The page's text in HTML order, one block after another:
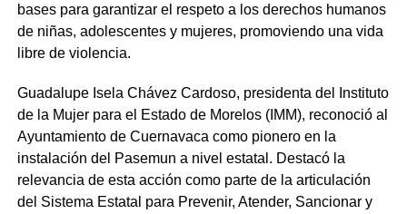
bases para garantizar el respeto a los derechos humanos
de niñas, adolescentes y mujeres, promoviendo una vida
libre de violencia.
Guadalupe Isela Chávez Cardoso, presidenta del Instituto
de la Mujer para el Estado de Morelos (IMM), reconoció al
Ayuntamiento de Cuernavaca como pionero en la
instalación del Pasemun a nivel estatal. Destacó la
relevancia de esta acción como parte de la articulación
del Sistema Estatal para Prevenir, Atender, Sancionar y